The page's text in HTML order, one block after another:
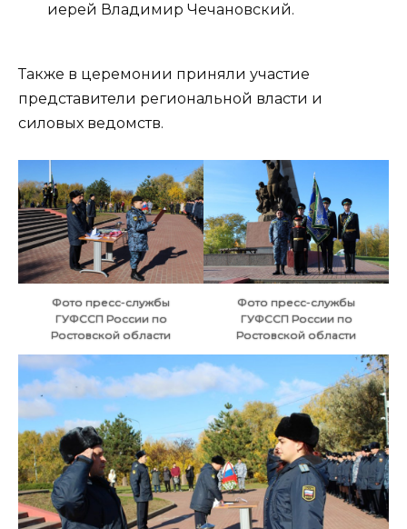
иерей Владимир Чечановский.
Также в церемонии приняли участие
представители региональной власти и
силовых ведомств.
Фото пресс-службы
ГУФССП России по
Ростовской области
Фото пресс-службы
ГУФССП России по
Ростовской области